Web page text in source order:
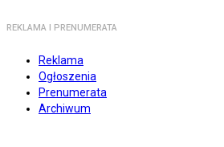
REKLAMA I PRENUMERATA
Reklama
Ogłoszenia
Prenumerata
Archiwum